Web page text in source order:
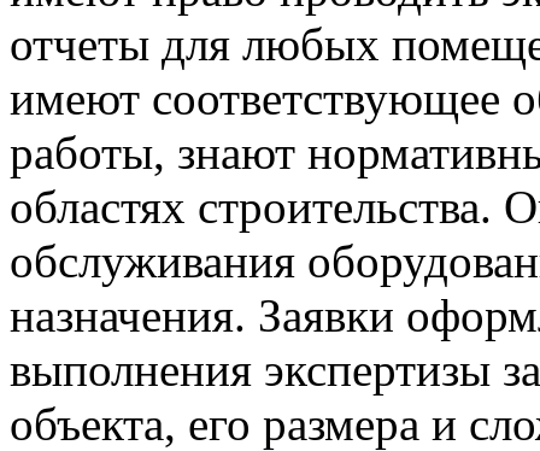
отчеты для любых
имеют соответствующее
работы, знают
областях
обслуживания
назначения. Заявки
выполнения экспертизы
объекта, его размера и